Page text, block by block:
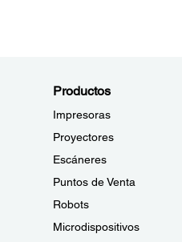
Productos
Impresoras
Proyectores
Escáneres
Puntos de Venta
Robots
Microdispositivos